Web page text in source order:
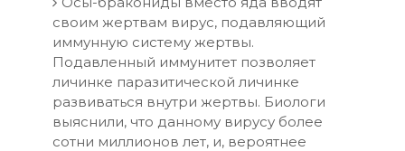
своим жертвам вирус, подавляющий
иммунную систему жертвы.
Подавленный иммунитет позволяет
личинке паразитической личинке
развиваться внутри жертвы. Биологи
выяснили, что данному вирусу более
сотни миллионов лет, и, вероятнее